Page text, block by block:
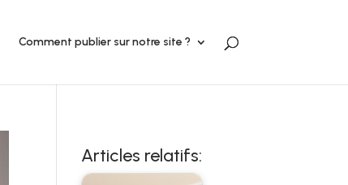
Comment publier sur notre site ?
Articles relatifs: